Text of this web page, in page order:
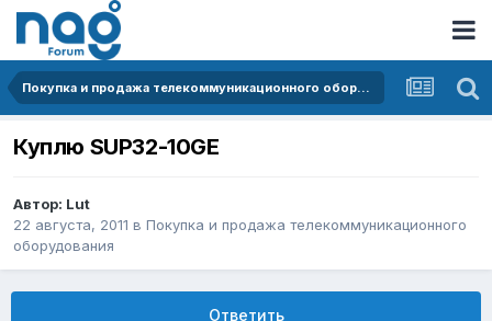
Покупка и продажа телекоммуникационного оборудования
Куплю SUP32-10GE
Автор: Lut
22 августа, 2011 в Покупка и продажа телекоммуникационного
оборудования
Ответить